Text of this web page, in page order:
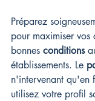
Préparez
pour maximiser
bonnes conditions
établissements. Le
n'intervenant qu'en
utilisez votre profil